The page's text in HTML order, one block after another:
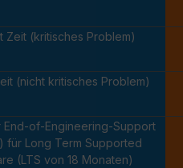
Zeit (kritisches Problem)
(nicht kritisches Problem)
End-of-Engineering-Support
für Long Term Supported
(LTS von 18 Monaten)